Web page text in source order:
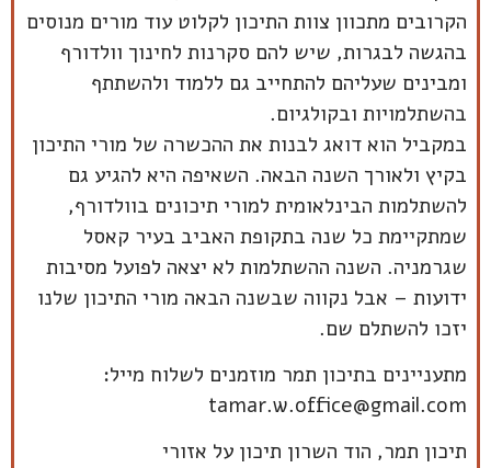
הקרובים מתכוון צוות התיכון לקלוט עוד מורים מנוסים
בהגשה לבגרות, שיש להם סקרנות לחינוך וולדורף
ומבינים שעליהם להתחייב גם ללמוד ולהשתתף
בהשתלמויות ובקולגיום.
במקביל הוא דואג לבנות את ההכשרה של מורי התיכון
בקיץ ולאורך השנה הבאה. השאיפה היא להגיע גם
להשתלמות הבינלאומית למורי תיכונים בוולדורף,
שמתקיימת כל שנה בתקופת האביב בעיר קאסל
שגרמניה. השנה ההשתלמות לא יצאה לפועל מסיבות
ידועות – אבל נקווה שבשנה הבאה מורי התיכון שלנו
יזכו להשתלם שם.
מתעניינים בתיכון תמר מוזמנים לשלוח מייל:
tamar.w.office@gmail.com
תיכון תמר, הוד השרון תיכון על אזורי